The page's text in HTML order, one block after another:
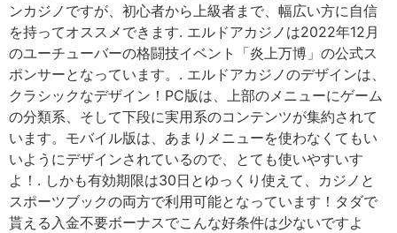
ンカジノですが、初心者から上級者まで、幅広い方に自信
を持ってオススメできます. エルドアカジノは2022年12月
のユーチューバーの格闘技イベント「炎上万博」の公式ス
ポンサーとなっています。. エルドアカジノのデザインは、
クラシックなデザイン！PC版は、上部のメニューにゲーム
の分類系、そして下段に実用系のコンテンツが集約されて
います。モバイル版は、あまりメニューを使わなくてもい
いようにデザインされているので、とても使いやすいす
よ！. しかも有効期限は30日とゆっくり使えて、カジノと
スポーツブックの両方で利用可能となっています！タダで
貰える入金不要ボーナスでこんな好条件は少ないですよ